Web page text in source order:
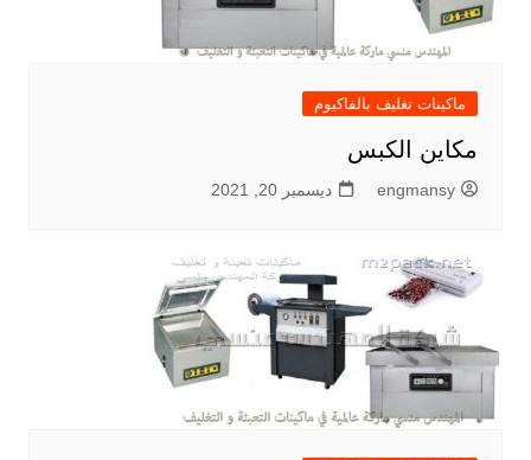
ماكينات تغليف بالفاكيوم
مكاين الكبس
engmansy ديسمبر 20, 2021